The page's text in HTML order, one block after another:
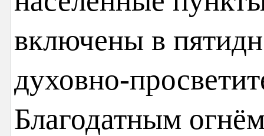
включены в
духовно-
Благодатным